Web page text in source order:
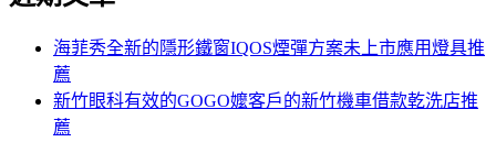
海菲秀全新的隱形鐵窗IQOS煙彈方案未上市應用燈具推
薦
新竹眼科有效的GOGO嬤客戶的新竹機車借款乾洗店推
薦